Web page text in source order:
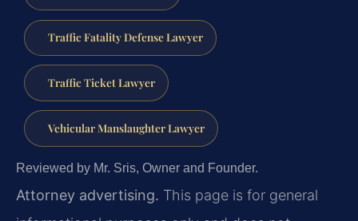
Traffic Fatality Defense Lawyer
Traffic Ticket Lawyer
Vehicular Manslaughter Lawyer
Reviewed by Mr. Sris, Owner and Founder.
Attorney advertising. This page is for general